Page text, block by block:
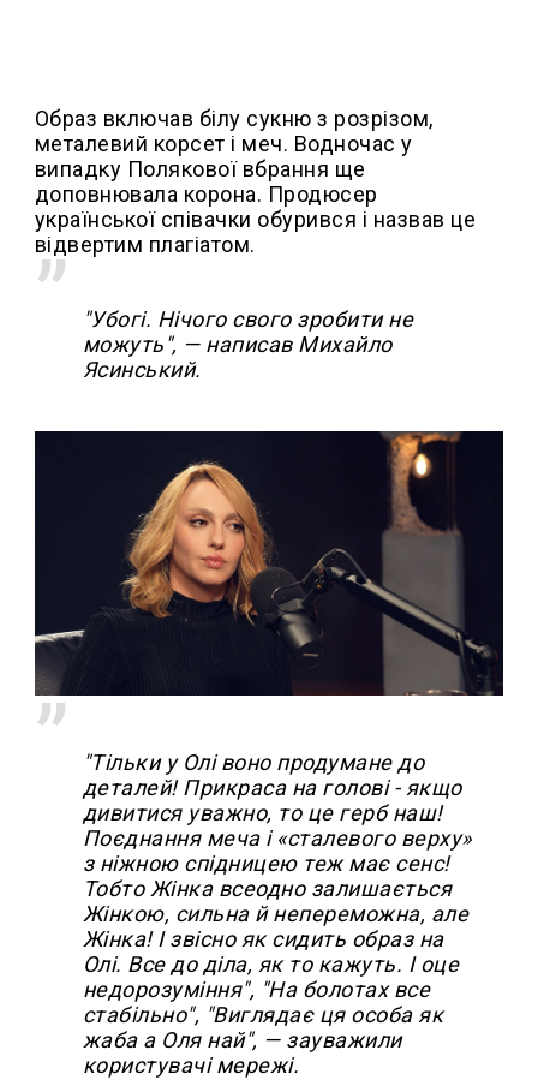
Образ включав білу сукню з розрізом,
металевий корсет і меч. Водночас у
випадку Полякової вбрання ще
доповнювала корона. Продюсер
української співачки обурився і назвав це
відвертим плагіатом.
"Убогі. Нічого свого зробити не
можуть", — написав Михайло
Ясинський.
"Тільки у Олі воно продумане до
деталей! Прикраса на голові - якщо
дивитися уважно, то це герб наш!
Поєднання меча і «сталевого верху»
з ніжною спідницею теж має сенс!
Тобто Жінка всеодно залишається
Жінкою, сильна й непереможна, але
Жінка! І звісно як сидить образ на
Олі. Все до діла, як то кажуть. І оце
недорозуміння", "На болотах все
стабільно", "Виглядає ця особа як
жаба а Оля най", — зауважили
користувачі мережі.